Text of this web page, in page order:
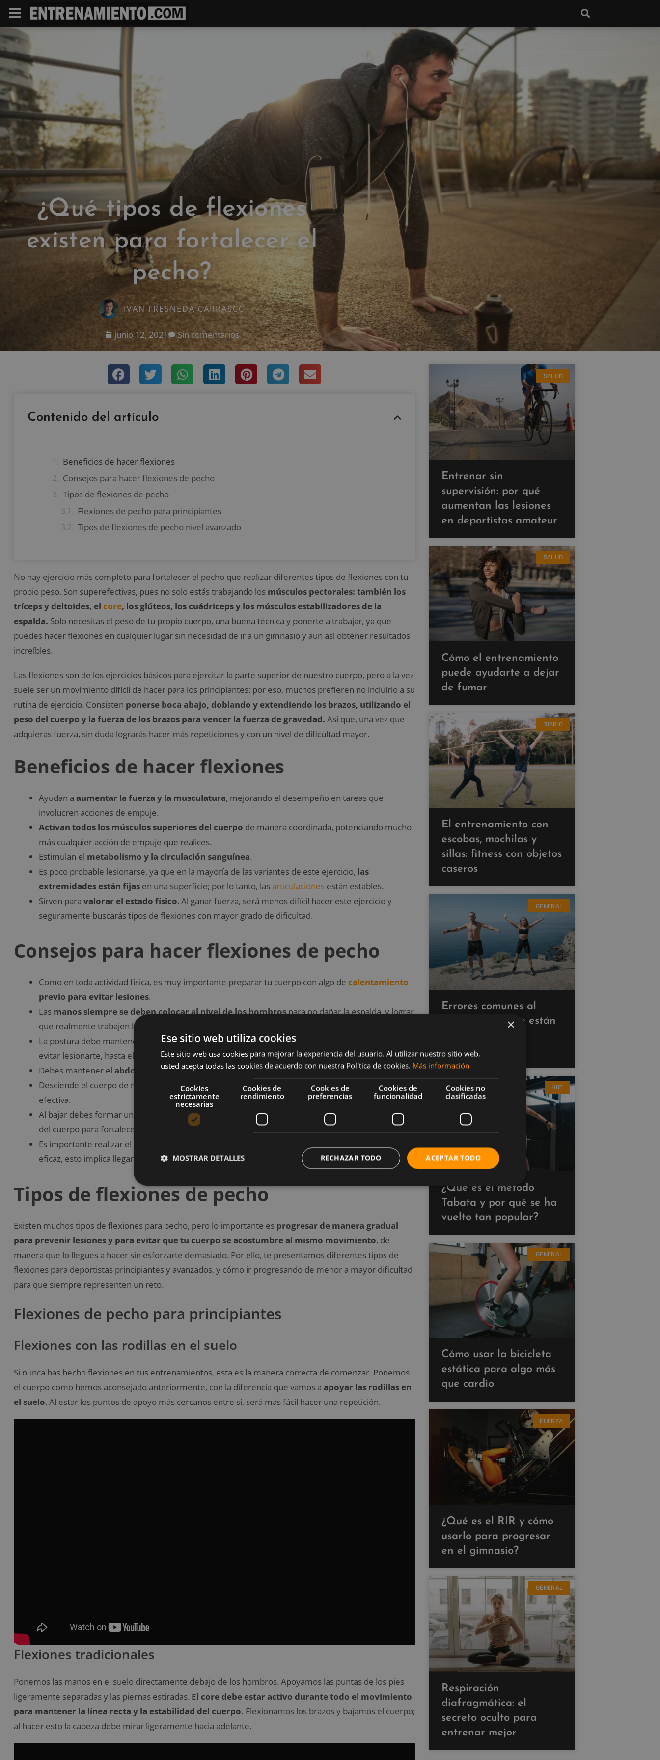
¿Qué tipos de flexiones
existen para fortalecer el
pecho?
IVAN FRESNEDA CARRASCO
junio 12, 2021 Sin comentarios
Contenido del artículo
Beneficios de hacer flexiones
Consejos para hacer flexiones de pecho
Tipos de flexiones de pecho
Flexiones de pecho para principiantes
Tipos de flexiones de pecho nivel avanzado
No hay ejercicio más completo para fortalecer el pecho que realizar diferentes tipos de flexiones con tu
propio peso. Son superefectivas, pues no solo estás trabajando los músculos pectorales: también los
tríceps y deltoides, el core, los glúteos, los cuádriceps y los músculos estabilizadores de la
espalda. Solo necesitas el peso de tu propio cuerpo, una buena técnica y ponerte a trabajar, ya que
puedes hacer flexiones en cualquier lugar sin necesidad de ir a un gimnasio y aun así obtener resultados
increíbles.
Las flexiones son de los ejercicios básicos para ejercitar la parte superior de nuestro cuerpo, pero a la vez
suele ser un movimiento difícil de hacer para los principiantes: por eso, muchos prefieren no incluirlo a su
rutina de ejercicio. Consisten ponerse boca abajo, doblando y extendiendo los brazos, utilizando el
peso del cuerpo y la fuerza de los brazos para vencer la fuerza de gravedad. Así que, una vez que
adquieras fuerza, sin duda lograrás hacer más repeticiones y con un nivel de dificultad mayor.
Beneficios de hacer flexiones
Ayudan a aumentar la fuerza y la musculatura, mejorando el desempeño en tareas que
involucren acciones de empuje.
Activan todos los músculos superiores del cuerpo de manera coordinada, potenciando mucho
más cualquier acción de empuje que realices.
Estimulan el metabolismo y la circulación sanguínea.
Es poco probable lesionarse, ya que en la mayoría de las variantes de este ejercicio, las
extremidades están fijas en una superficie; por lo tanto, lasarticulaciones están estables.
Sirven para valorar el estado físico. Al ganar fuerza, será menos difícil hacer este ejercicio y
seguramente buscarás tipos de flexiones con mayor grado de dificultad.
Consejos para hacer flexiones de pecho
Como en toda actividad física, es muy importante preparar tu cuerpo con algo de calentamiento
previo para evitar lesiones.
Las manos siempre se deben colocar al nivel de los hombrospara no dañar la espalda, y lograr
que realmente trabajen los músculos pectorales.
La postura debe mantenerse en una línea recta desde la cabeza, para no forzar tus cervicales y
evitar lesionarte, hasta el resto del cuerpo para que los músculos trabajen al máximo.
Debes mantener el abdomen firme para ganar más fuerza y lograr definición.
Desciende el cuerpo de manera
controlada ; así, los músculos estarán trabajando de manera
efectiva.
Al bajar debes formar un
ángulo de 90 grados
con tus codos: procura mantenerlos siempre cerca
del cuerpo para fortalecer tu bíceps.
Es importante realizar el rango de movimiento
eficaz, esto implica llegar a
tocar el suelo con el pecho
Tipos de flexiones de pecho
Existen muchos tipos de flexiones para pecho, pero lo importante es progresar de manera gradual
para prevenir lesiones y para evitar que tu cuerpo se acostumbre al mismo movimiento, de
manera que lo llegues a hacer sin esforzarte demasiado. Por ello, te presentamos diferentes tipos de
flexiones para deportistas principiantes y avanzados, y cómo ir progresando de menor a mayor dificultad
para que siempre representen un reto.
Flexiones de pecho para principiantes
Flexiones con las rodillas en el suelo
Si nunca has hecho flexiones en tus entrenamientos, esta es la manera correcta de comenzar. Ponemos
el cuerpo como hemos aconsejado anteriormente, con la diferencia que vamos a apoyar las rodillas en
el suelo. Al estar los puntos de apoyo más cercanos entre sí, será más fácil hacer una repetición.
Flexiones tradicionales
Ponemos las manos en el suelo directamente debajo de los hombros. Apoyamos las puntas de los pies
ligeramente separadas y las piernas estiradas. El core debe estar activo durante todo el movimiento
para mantener la línea recta y la estabilidad del cuerpo. Flexionamos los brazos y bajamos el cuerpo;
al hacer esto la cabeza debe mirar ligeramente hacia adelante.
SALUD
Entrenar sin
supervisión: por qué
aumentan las lesiones
en deportistas amateur
SALUD
Cómo el entrenamiento
puede ayudarte a dejar
de fumar
DIARIO
El entrenamiento con
escobas, mochilas y
sillas: fitness con objetos
caseros
GENERAL
Errores comunes al
hacer cardio que están
resultados
HIIT
¿Qué es el método
Tabata y por qué se ha
vuelto tan popular?
GENERAL
Cómo usar la bicicleta
estática para algo más
que cardio
FUERZA
¿Qué es el RIR y cómo
usarlo para progresar
en el gimnasio?
GENERAL
Respiración
diafragmática: el
secreto oculto para
entrenar mejor
×
Ese sitio web utiliza cookies
Este sitio web usa cookies para mejorar la experiencia del usuario. Al utilizar nuestro sitio web,
usted acepta todas las cookies de acuerdo con nuestra Política de cookies. Más información
Cookies
estrictamente
necesarias
Cookies de
rendimiento
Cookies de
preferencias
Cookies de
funcionalidad
Cookies no
clasificadas
ACEPTAR TODO
RECHAZAR TODO
MOSTRAR DETALLES